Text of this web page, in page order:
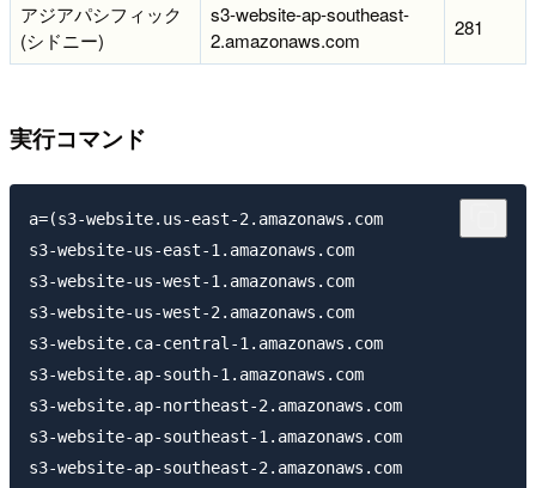
アジアパシフィック
(シドニー)
s3-website-ap-southeast-
2.amazonaws.com
281
実行コマンド
a=(s3-website.us-east-2.amazonaws.com
s3-website-us-east-1.amazonaws.com
s3-website-us-west-1.amazonaws.com
s3-website-us-west-2.amazonaws.com
s3-website.ca-central-1.amazonaws.com
s3-website.ap-south-1.amazonaws.com
s3-website.ap-northeast-2.amazonaws.com
s3-website-ap-southeast-1.amazonaws.com
s3-website-ap-southeast-2.amazonaws.com